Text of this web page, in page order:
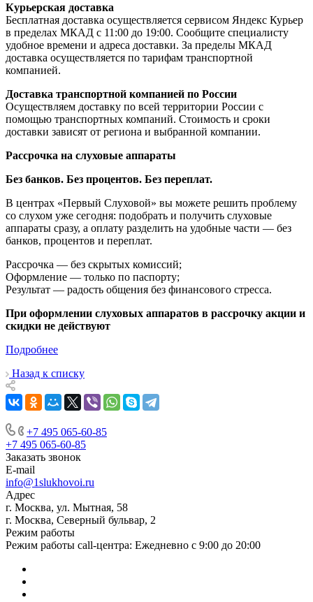
Курьерская доставка
Бесплатная доставка осуществляется сервисом Яндекс Курьер
в пределах МКАД с 11:00 до 19:00. Сообщите специалисту
удобное времени и адреса доставки. За пределы МКАД
доставка осуществляется по тарифам транспортной
компанией.
Доставка транспортной компанией по России
Осуществляем доставку по всей территории России с
помощью транспортных компаний. Стоимость и сроки
доставки зависят от региона и выбранной компании.
Рассрочка на слуховые аппараты
Без банков. Без процентов. Без переплат.
В центрах «Первый Слуховой» вы можете решить проблему
со слухом уже сегодня: подобрать и получить слуховые
аппараты сразу, а оплату разделить на удобные части — без
банков, процентов и переплат.
Рассрочка — без скрытых комиссий;
Оформление — только по паспорту;
Результат — радость общения без финансового стресса.
При оформлении слуховых аппаратов в рассрочку акции и
скидки не действуют
Подробнее
Назад к списку
+7 495 065-60-85
+7 495 065-60-85
Заказать звонок
E-mail
info@1slukhovoi.ru
Адрес
г. Москва, ул. Мытная, 58
г. Москва, Северный бульвар, 2
Режим работы
Режим работы call-центра: Ежедневно с 9:00 до 20:00